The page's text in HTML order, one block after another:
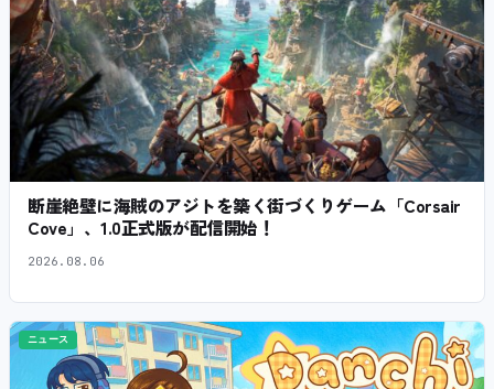
断崖絶壁に海賊のアジトを築く街づくりゲーム「Corsair
Cove」、1.0正式版が配信開始！
2026.08.06
ニュース